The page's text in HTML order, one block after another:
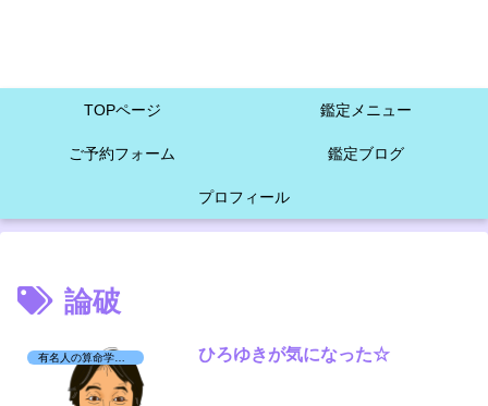
TOPページ 鑑定メニュー
ご予約フォーム 鑑定ブログ
プロフィール
論破
有名人の算命学日記☆ ひろゆきが気になった☆